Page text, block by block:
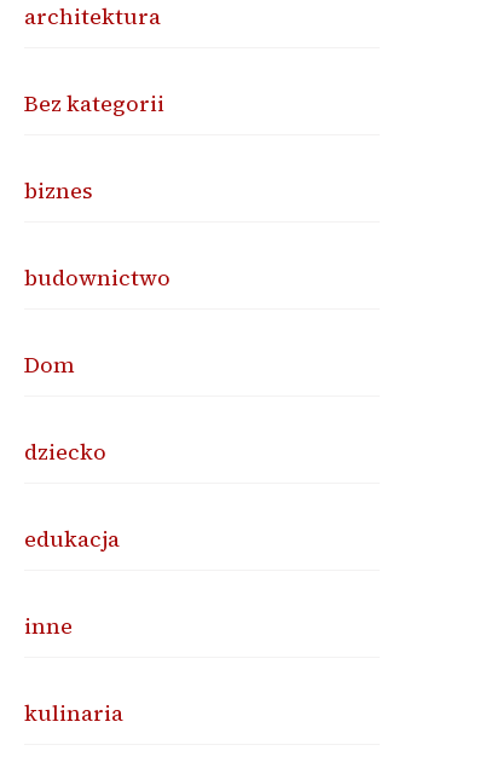
architektura
Bez kategorii
biznes
budownictwo
Dom
dziecko
edukacja
inne
kulinaria